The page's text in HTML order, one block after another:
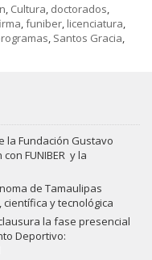
, Cultura, doctorados,
,funiber, licenciatura,
, Santos Gracia,
la Fundación Gustavo
FUNIBER y la
de Tamaulipas
y tecnológica
la fase presencial
Deportivo: